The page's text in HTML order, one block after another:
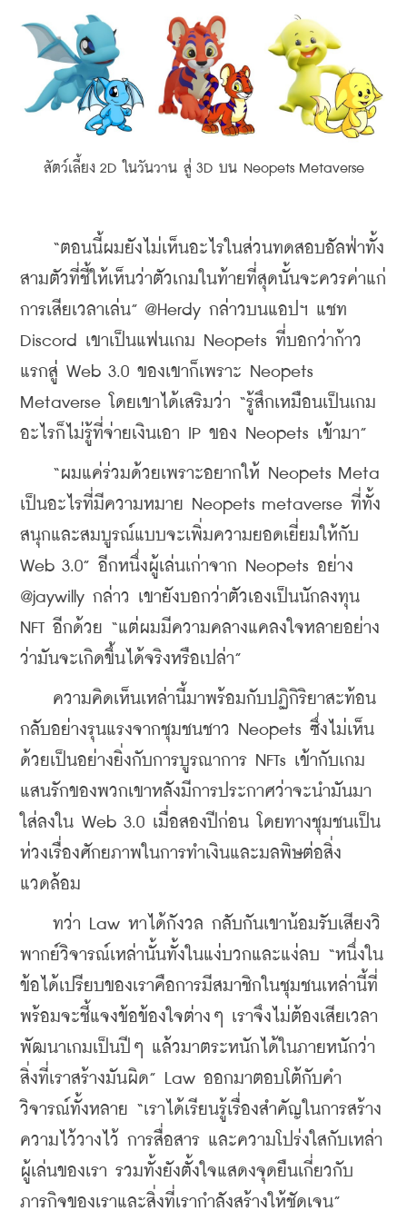
สัตว์เลี้ยง 2D ในวันวาน สู่ 3D บน Neopets Metaverse
“ตอนนี้ผมยังไม่เห็นอะไรในส่วนทดสอบอัลฟ่าทั้ง
สามตัวที่ชี้ให้เห็นว่าตัวเกมในท้ายที่สุดนั้นจะควรค่าแก่
การเสียเวลาเล่น” @Herdy กล่าวบนแอปฯ แชท
Discord เขาเป็นแฟนเกม Neopets ที่บอกว่าก้าว
แรกสู่ Web 3.0 ของเขาก็เพราะ Neopets
Metaverse โดยเขาได้เสริมว่า “รู้สึกเหมือนเป็นเกม
อะไรก็ไม่รู้ที่จ่ายเงินเอา IP ของ Neopets เข้ามา”
“ผมแค่ร่วมด้วยเพราะอยากให้ Neopets Meta
เป็นอะไรที่มีความหมาย Neopets metaverse ที่ทั้ง
สนุกและสมบูรณ์แบบจะเพิ่มความยอดเยี่ยมให้กับ
Web 3.0” อีกหนึ่งผู้เล่นเก่าจาก Neopets อย่าง
@jaywilly กล่าว เขายังบอกว่าตัวเองเป็นนักลงทุน
NFT อีกด้วย “แต่ผมมีความคลางแคลงใจหลายอย่าง
ว่ามันจะเกิดขึ้นได้จริงหรือเปล่า”
ความคิดเห็นเหล่านี้มาพร้อมกับปฏิกิริยาสะท้อน
กลับอย่างรุนแรงจากชุมชนชาว Neopets ซึ่งไม่เห็น
ด้วยเป็นอย่างยิ่งกับการบูรณาการ NFTs เข้ากับเกม
แสนรักของพวกเขาหลังมีการประกาศว่าจะนำมันมา
ใส่ลงใน Web 3.0 เมื่อสองปีก่อน โดยทางชุมชนเป็น
ห่วงเรื่องศักยภาพในการทำเงินและมลพิษต่อสิ่ง
แวดล้อม
ทว่า Law หาได้กังวล กลับกันเขาน้อมรับเสียงวิ
พากย์วิจารณ์เหล่านั้นทั้งในแง่บวกและแง่ลบ “หนึ่งใน
ข้อได้เปรียบของเราคือการมีสมาชิกในชุมชนเหล่านี้ที่
พร้อมจะชี้แจงข้อข้องใจต่างๆ เราจึงไม่ต้องเสียเวลา
พัฒนาเกมเป็นปีๆ แล้วมาตระหนักได้ในภายหนักว่า
สิ่งที่เราสร้างมันผิด” Law ออกมาตอบโต้กับคำ
วิจารณ์ทั้งหลาย “เราได้เรียนรู้เรื่องสำคัญในการสร้าง
ความไว้วางไว้ การสื่อสาร และความโปร่งใสกับเหล่า
ผู้เล่นของเรา รวมทั้งยังตั้งใจแสดงจุดยืนเกี่ยวกับ
ภารกิจของเราและสิ่งที่เรากำลังสร้างให้ชัดเจน”